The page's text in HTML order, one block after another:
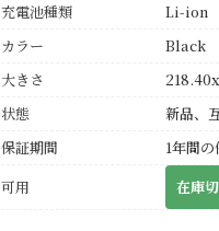
充電池種類
Li-ion
カラー
Black
大きさ
状態
新品、
保証期間
1年間
可用
在庫